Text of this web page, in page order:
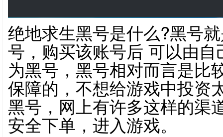
绝地求生黑号是什么?黑号
号，购买该账号后 可以由
为黑号，黑号相对而言是比
保障的，不想给游戏中投资
黑号，网上有许多这样的渠
安全下单，进入游戏。